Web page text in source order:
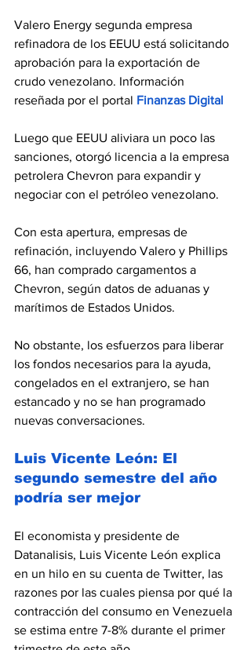
Valero Energy segunda empresa
refinadora de los EEUU está solicitando
aprobación para la exportación de
crudo venezolano. Información
reseñada por el portal Finanzas Digital
Luego que EEUU aliviara un poco las
sanciones, otorgó licencia a la empresa
petrolera Chevron para expandir y
negociar con el petróleo venezolano.
Con esta apertura, empresas de
refinación, incluyendo Valero y Phillips
66, han comprado cargamentos a
Chevron, según datos de aduanas y
marítimos de Estados Unidos.
No obstante, los esfuerzos para liberar
los fondos necesarios para la ayuda,
congelados en el extranjero, se han
estancado y no se han programado
nuevas conversaciones.
Luis Vicente León: El
segundo semestre del año
podría ser mejor
El economista y presidente de
Datanalisis, Luis Vicente León explica
en un hilo en su cuenta de Twitter, las
razones por las cuales piensa por qué la
contracción del consumo en Venezuela
se estima entre 7-8% durante el primer